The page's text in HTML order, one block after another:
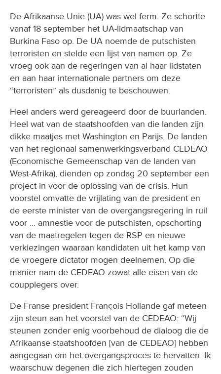
De Afrikaanse Unie (UA) was wel ferm. Ze schortte
vanaf 18 september het UA-lidmaatschap van
Burkina Faso op. De UA noemde de putschisten
terroristen en stelde een lijst van namen op. Ze
vroeg ook aan de regeringen van al haar lidstaten
en aan haar internationale partners om deze
“terroristen” als dusdanig te beschouwen.
Heel anders werd gereageerd door de buurlanden.
Heel wat van de staatshoofden van die landen zijn
dikke maatjes met Washington en Parijs. De landen
van het regionaal samenwerkingsverband CEDEAO
(Economische Gemeenschap van de landen van
West-Afrika), dienden op zondag 20 september een
project in voor de oplossing van de crisis. Hun
voorstel omvatte de vrijlating van de president en
de eerste minister van de overgangsregering in ruil
voor ... amnestie voor de putschisten, opschorting
van de maatregelen tegen de RSP en nieuwe
verkiezingen waaraan kandidaten uit het kamp van
de vroegere dictator mogen deelnemen. Op die
manier nam de CEDEAO zowat alle eisen van de
coupplegers over.
De Franse president François Hollande gaf meteen
zijn steun aan het voorstel van de CEDEAO: “Wij
steunen zonder enig voorbehoud de dialoog die de
Afrikaanse staatshoofden [van de CEDEAO] hebben
aangegaan om het overgangsproces te hervatten. Ik
waarschuw degenen die zich hiertegen zouden